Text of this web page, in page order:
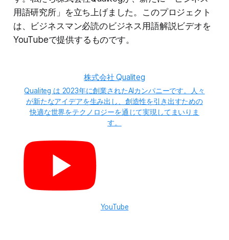
用語研究所」を立ち上げました。このプロジェクト
は、ビジネスマン必読のビジネス用語解説ビデオを
YouTubeで提供するものです。
株式会社 Qualiteg
Qualiteg は 2023年に創業されたAIカンパニーです。人々
が新たなアイデアを生み出し、創造性を引き出すための
快適な世界をテクノロジーを通じて実現してまいりま
す。
YouTube